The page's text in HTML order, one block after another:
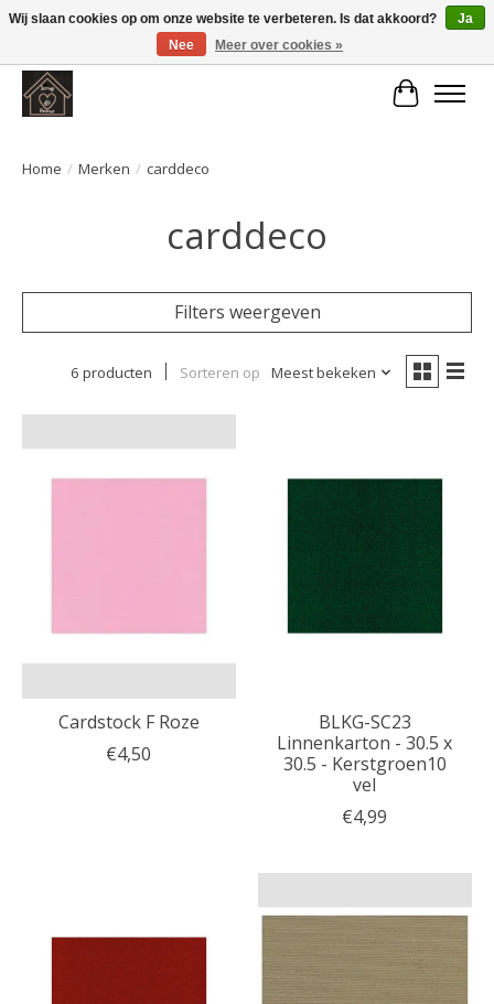
Large selection of products and fast shipping!
Home / Merken / carddeco
carddeco
Filters weergeven
6 producten Sorteren op Meest bekeken
Cardstock F Roze
€4,50
BLKG-SC23
Linnenkarton - 30.5 x
30.5 - Kerstgroen10
vel
€4,99
Wij slaan cookies op om onze website te verbeteren. Is dat akkoord?
Ja
Nee
Meer over cookies »